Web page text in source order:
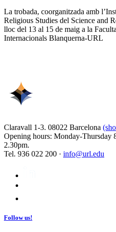
La trobada, coorganitzada amb
Religious Studies del Science and
lloc del 13 al 15 de maig a la
Internacionals Blanquerna-URL
Claravall 1-3. 08022 Barcelona
Opening hours: Monday-Thursday
2.30pm.
Tel. 936 022 200 · info@url.edu
Follow us!